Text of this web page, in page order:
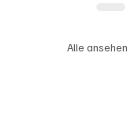
Alle ansehen